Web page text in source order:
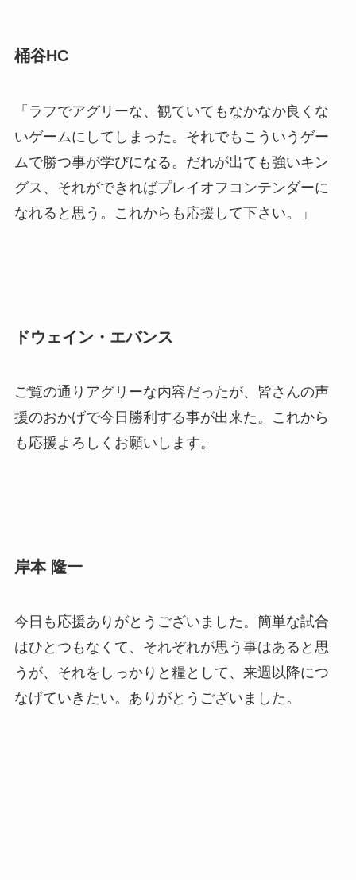
桶谷HC
「ラフでアグリーな、観ていてもなかなか良くな
いゲームにしてしまった。それでもこういうゲー
ムで勝つ事が学びになる。だれが出ても強いキン
グス、それができればプレイオフコンテンダーに
なれると思う。これからも応援して下さい。」
ドウェイン・エバンス
ご覧の通りアグリーな内容だったが、皆さんの声
援のおかげで今日勝利する事が出来た。これから
も応援よろしくお願いします。
岸本 隆一
今日も応援ありがとうございました。簡単な試合
はひとつもなくて、それぞれが思う事はあると思
うが、それをしっかりと糧として、来週以降につ
なげていきたい。ありがとうございました。